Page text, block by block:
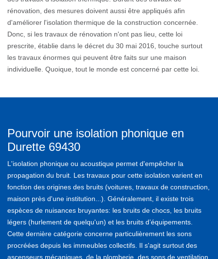
rénovation, des mesures doivent aussi être appliqués afin
d'améliorer l'isolation thermique de la construction concernée.
Donc, si les travaux de rénovation n'ont pas lieu, cette loi
prescrite, établie dans le décret du 30 mai 2016, touche surtout
les travaux énormes qui peuvent être faits sur une maison
individuelle. Quoique, tout le monde est concerné par cette loi.
Pourvoir une isolation phonique en
Durette 69430
L'isolation phonique ou acoustique permet d'empêcher la
propagation du bruit. Les travaux pour cette isolation varient en
fonction des origines des bruits (voitures, travaux de construction,
maison près d'une institution...). Généralement, il existe trois
espèces de nuisances bruyantes: les bruits de chocs, les bruits
légers (hurlement de quelqu'un) et les bruits d’équipements.
Cette dernière catégorie concerne particulièrement les sons
procréées depuis les immeubles collectifs. Il s'agit surtout des
ascenseurs mécaniques, de la plomberie, des sons de ventilation